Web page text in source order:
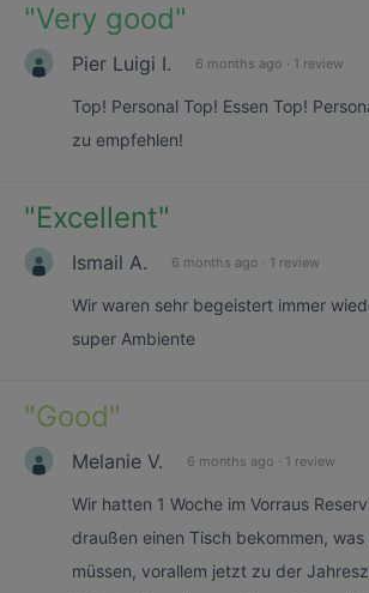
"Very good"
Pier Luigi I. 6 months ago · 1 review
Top! Personal Top! Essen Top!
zu empfehlen!
"Excellent"
Ismail A. 6 months ago · 1 review
Wir waren sehr begeistert immer
super Ambiente
"Good"
Melanie V. 6 months ago · 1 review
Wir hatten 1 Woche im Vorraus
draußen einen Tisch bekommen,
müssen, vorallem jetzt zu der